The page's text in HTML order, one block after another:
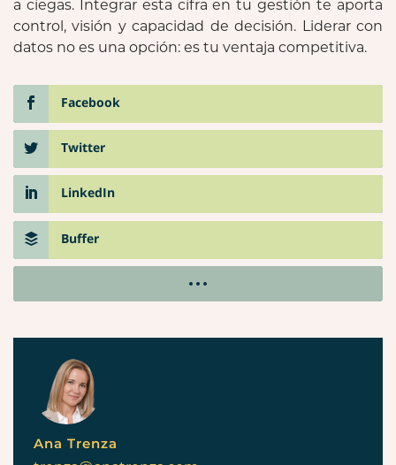
a ciegas. Integrar esta cifra en tu gestión te aporta
control, visión y capacidad de decisión. Liderar con
datos no es una opción: es tu ventaja competitiva.
Facebook
Twitter
LinkedIn
Buffer
Ana Trenza